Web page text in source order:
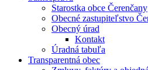
Starostka obce Čerenčany
Obecné zastupiteľstvo
Obecný úrad
Kontakt
Úradná tabuľa
Transparentná obec